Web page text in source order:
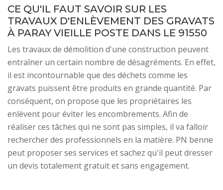
CE QU'IL FAUT SAVOIR SUR LES
TRAVAUX D'ENLÈVEMENT DES GRAVATS
À PARAY VIEILLE POSTE DANS LE 91550
Les travaux de démolition d'une construction peuvent
entraîner un certain nombre de désagréments. En effet,
il est incontournable que des déchets comme les
gravats puissent être produits en grande quantité. Par
conséquent, on propose que les propriétaires les
enlèvent pour éviter les encombrements. Afin de
réaliser ces tâches qui ne sont pas simples, il va falloir
rechercher des professionnels en la matière. PN benne
peut proposer ses services et sachez qu'il peut dresser
un devis totalement gratuit et sans engagement.